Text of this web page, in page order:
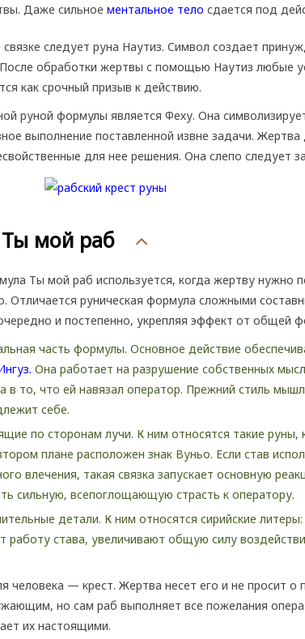
Даже сильное ментальное тело сдается под
следует руна Наутиз. Символ создает
обработки жертвы с помощью Наутиз любые
как срочный призыв к действию.
руной формулы является Феху. Она
выполнение поставленной извне задачи.
для нее решения. Она слепо следует
мой раб
Ты мой раб используется, когда жертву нужно
Отличается руническая формула сложными
и постепенно, укрепляя эффект от общей
часть формулы. Основное действие
Она работает на разрушение собственных
в то, что ей навязал оператор. Прежний стиль
себе.
по сторонам лучи. К ним относятся такие руны,
плане расположен знак Вуньо. Если став
влечения, такая связка запускает основную
сильную, всепоглощающую страсть к оператору.
детали. К ним относятся сирийские
работу става, увеличивают общую силу
человека — крест. Жертва несет его и не просит
но сам раб выполняет все пожелания
их настоящими.